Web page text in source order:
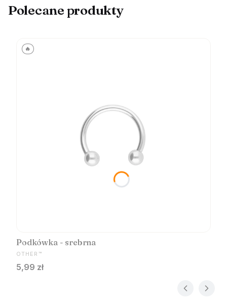
Polecane produkty
🔥
Podkówka - srebrna
PRODUCENT
OTHER™
Cena
5,99 zł